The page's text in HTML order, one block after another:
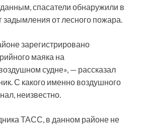
спасатели обнаружили в
задымления от лесного пожара.
зарегистрировано
маяка на
судне», — рассказал
С какого именно воздушного
неизвестно.
ТАСС, в данном районе не